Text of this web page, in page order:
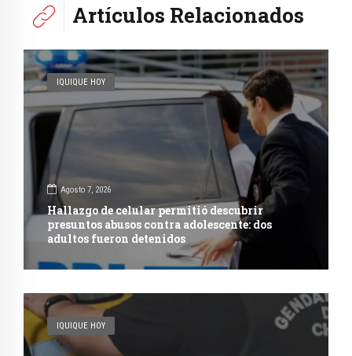
Artículos Relacionados
IQUIQUE HOY
Agosto 7, 2026
Hallazgo de celular permitió descubrir
presuntos abusos contra adolescente: dos
adultos fueron detenidos
IQUIQUE HOY